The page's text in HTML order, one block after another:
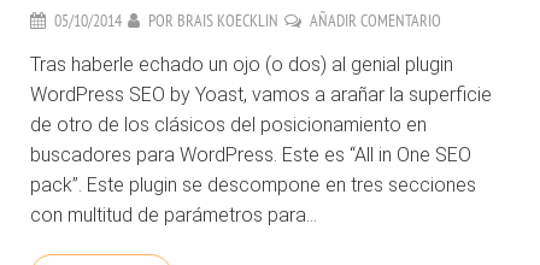
05/10/2014 POR BRAIS KOECKLIN AÑADIR COMENTARIO
Tras haberle echado un ojo (o dos) al genial plugin
WordPress SEO by Yoast, vamos a arañar la superficie
de otro de los clásicos del posicionamiento en
buscadores para WordPress. Este es “All in One SEO
pack”. Este plugin se descompone en tres secciones
con multitud de parámetros para...